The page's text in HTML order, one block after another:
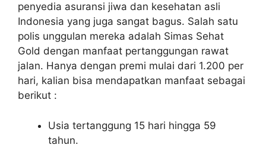
penyedia asuransi jiwa dan kesehatan asli
Indonesia yang juga sangat bagus. Salah satu
polis unggulan mereka adalah Simas Sehat
Gold dengan manfaat pertanggungan rawat
jalan. Hanya dengan premi mulai dari 1.200 per
hari, kalian bisa mendapatkan manfaat sebagai
berikut :
Usia tertanggung 15 hari hingga 59
tahun.